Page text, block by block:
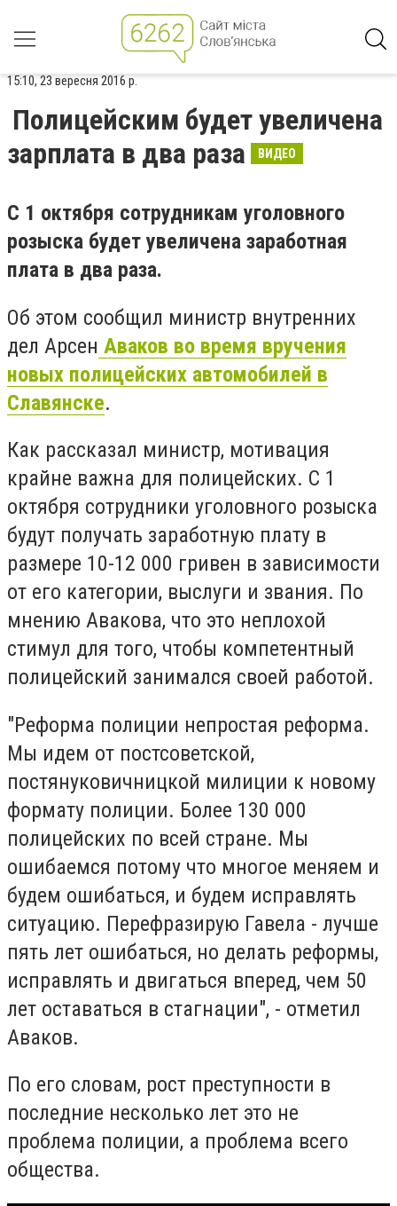
15:10, 23 вересня 2016 р.
Полицейским будет увеличена
зарплата в два раза
ВИДЕО
С 1 октября сотрудникам уголовного
розыска будет увеличена заработная
плата в два раза.
Об этом сообщил министр внутренних
дел Арсен Аваков во время вручения
новых полицейских автомобилей в
Славянске.
Как рассказал министр, мотивация
крайне важна для полицейских. С 1
октября сотрудники уголовного розыска
будут получать заработную плату в
размере 10-12 000 гривен в зависимости
от его категории, выслуги и звания. По
мнению Авакова, что это неплохой
стимул для того, чтобы компетентный
полицейский занимался своей работой.
"Реформа полиции непростая реформа.
Мы идем от постсоветской,
постянуковичницкой милиции к новому
формату полиции. Более 130 000
полицейских по всей стране. Мы
ошибаемся потому что многое меняем и
будем ошибаться, и будем исправлять
ситуацию. Перефразирую Гавела - лучше
пять лет ошибаться, но делать реформы,
исправлять и двигаться вперед, чем 50
лет оставаться в стагнации", - отметил
Аваков.
По его словам, рост преступности в
последние несколько лет это не
проблема полиции, а проблема всего
общества.